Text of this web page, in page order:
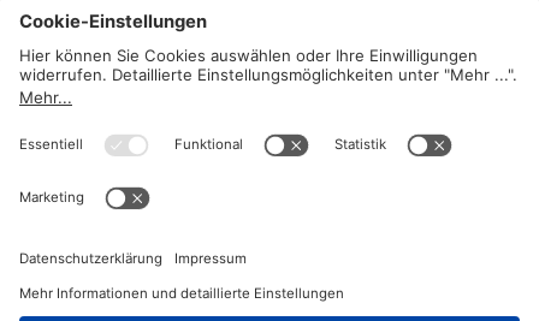
Unabhängigkeit durch erneuerbare Energie
23. Juli 2025